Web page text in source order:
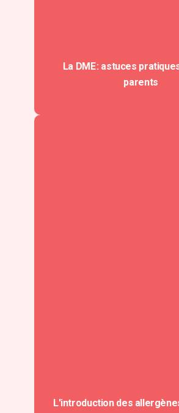
La DME : astuces
parents
L'introduction des